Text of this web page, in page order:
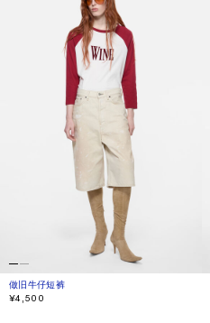
做旧牛仔短裤
当前颜色： 白色
價格：¥4,500。
¥4,500